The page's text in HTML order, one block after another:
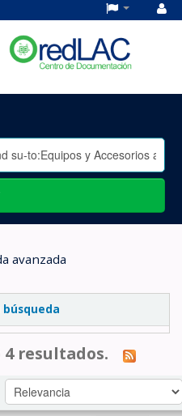
avanzada
búsqueda
resultados.